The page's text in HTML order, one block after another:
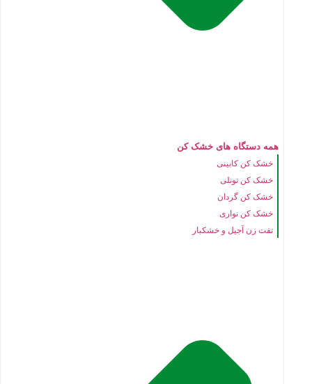
همه دستگاه های خشک کن
خشک کن کابینی
خشک کن تونلی
خشک کن گردان
خشک کن نواری
تفت زن آجیل و خشکبار